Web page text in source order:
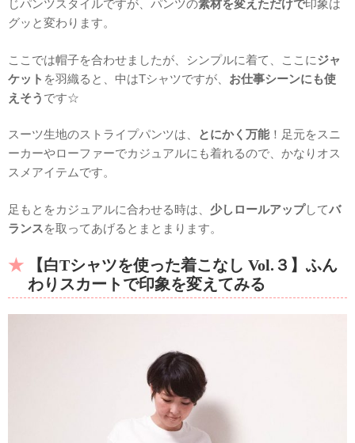
じパンツスタイルですが、パンツの素材を変えただけで印象は
グッと変わります。
ここでは帽子を合わせましたが、シンプルに着て、ここにジャ
ケット を羽織ると、中はTシャツですが、 お仕事シーンにも使
えそう です☆
スーツ生地のストライプパンツは、 とにかく万能 ！足元をスニ
ーカーやローファーでカジュアルにも着れるので、かなりオス
スメアイテムです。
足もとをカジュアルに合わせる時は、 少しロールアップしてバ
ランスを取ってあげるとまとまります。
【白Tシャツを使った着こなし Vol.３】ふん
わりスカートで印象を変えてみる